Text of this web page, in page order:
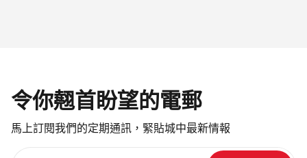
令你翹首盼望的電郵
馬上訂閱我們的定期通訊，緊貼城中最新情報